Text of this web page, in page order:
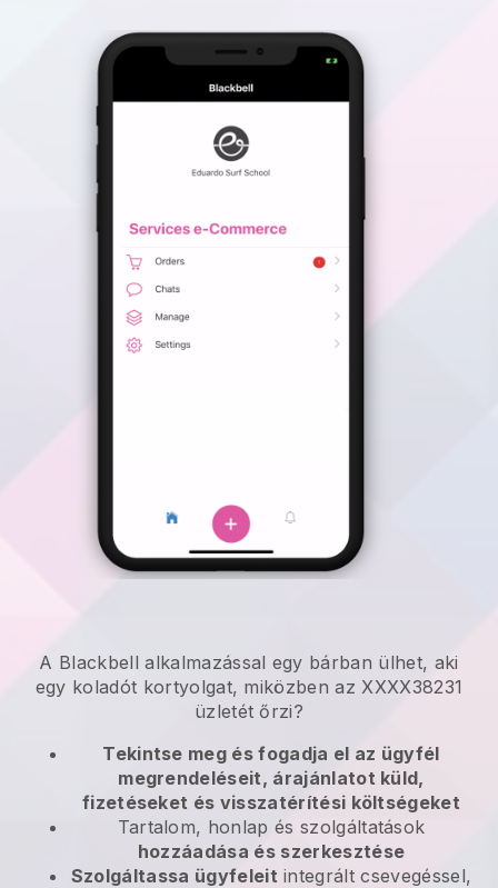
A Blackbell alkalmazással egy bárban ülhet, aki
egy koladót kortyolgat, miközben az XXXX38231
üzletét őrzi?
Tekintse meg és fogadja el az ügyfél
megrendeléseit, árajánlatot küld,
fizetéseket és visszatérítési költségeket
Tartalom, honlap és szolgáltatások
hozzáadása és szerkesztése
Szolgáltassa ügyfeleit integrált csevegéssel,